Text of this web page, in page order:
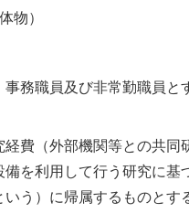
物）
務職員及び非常勤職員と
費（外部機関等との共
を利用して行う研究に
う）に帰属するものと